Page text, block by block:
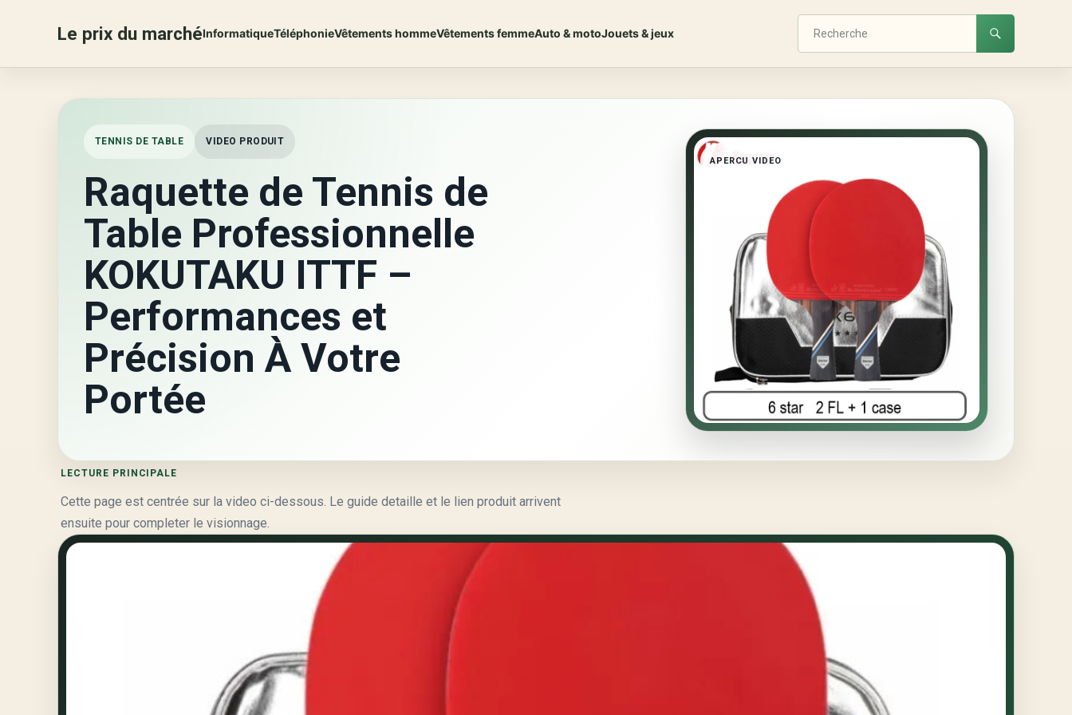
Le prix du marchéInformatiqueTéléphonieVêtements hommeVêtements femmeAuto & motoJouets & jeux
TENNIS DE TABLE VIDEO PRODUIT
Raquette de Tennis de
Table Professionnelle
KOKUTAKU ITTF –
Performances et
Précision À Votre
Portée
APERCU VIDEO
LECTURE PRINCIPALE
Cette page est centrée sur la video ci-dessous. Le guide detaille et le lien produit arrivent
ensuite pour completer le visionnage.